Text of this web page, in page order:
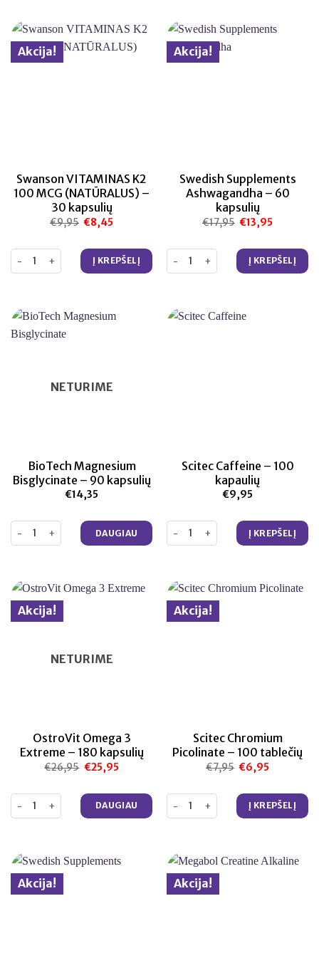
Akcija!
Swanson VITAMINAS K2
100 MCG (NATŪRALUS) –
30 kapsulių
€9,95 Original
price
€9,95.
€8,45
€8,45.
produkto kiekis: Swanson VITAMINAS K2 100 MCG (NATŪRALUS) –
Į KREPŠELĮ
Akcija!
Swedish Supplements
Ashwagandha – 60
kapsulių
€17,95 Original
price
€17,95.
€13,95
€13,95.
produkto kiekis: Swedish
Į KREPŠELĮ
NETURIME
BioTech Magnesium
Bisglycinate – 90 kapsulių
€14,35
produkto kiekis: BioTech Magnesium Bisglycinate – 90 kapsulių
DAUGIAU
Scitec Caffeine – 100
kapaulių
€9,95
produkto kiekis: Scitec Caffeine
Į KREPŠELĮ
Akcija!
NETURIME
OstroVit Omega 3
Extreme – 180 kapsulių
€26,95 Original
price
€26,95.
€25,95
€25,95.
produkto kiekis: OstroVit Omega 3 Extreme – 180 kapsulių
DAUGIAU
Akcija!
Scitec Chromium
Picolinate – 100 tablečių
€7,95 Original
price
€7,95.
€6,95
€6,95.
produkto kiekis: ScitecĮ KREPŠELĮ
Akcija! Akcija!